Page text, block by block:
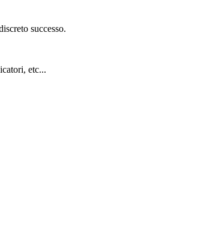
successo.
etc...